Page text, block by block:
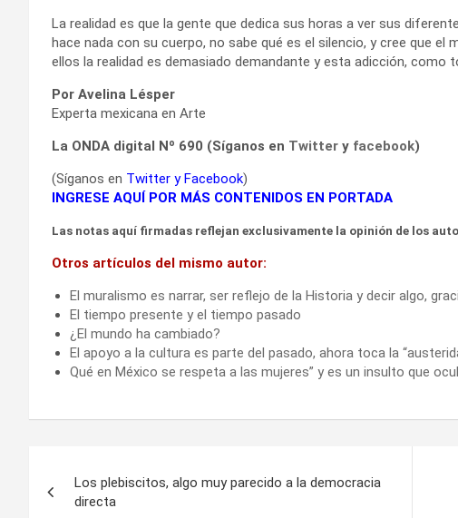
La realidad es que la gente que dedica sus horas a ver sus
hace nada con su cuerpo, no sabe qué es el silencio, y cree que
ellos la realidad es demasiado demandante y esta adicción, como
Por Avelina Lésper
Experta mexicana en Arte
La ONDA digital Nº 690 (Síganos en Twitter y facebook)
(Síganos en Twitter yFacebook)
INGRESE AQUÍ POR MÁS CONTENIDOS EN PORTADA
Las notas aquí firmadas reflejan exclusivamente la opinión de los
Otros artículos del mismo autor:
El muralismo es narrar, ser reflejo de la Historia y decir algo,
El tiempo presente y el tiempo pasado
¿El mundo ha cambiado?
El apoyo a la cultura es parte del pasado, ahora toca la
Qué en México se respeta a las mujeres” y es un insulto que
de
Los plebiscitos, algo muy parecido a la democracia
directa